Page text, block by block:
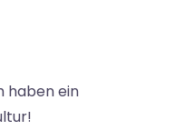
haben ein